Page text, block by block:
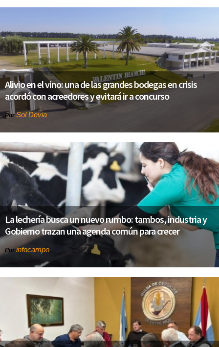
Alivio en el vino: una de las grandes bodegas en crisis
acordó con acreedores y evitará ir a concurso
PorSol Devia
La lechería busca un nuevo rumbo: tambos, industria y
Gobierno trazan una agenda común para crecer
Porinfocampo